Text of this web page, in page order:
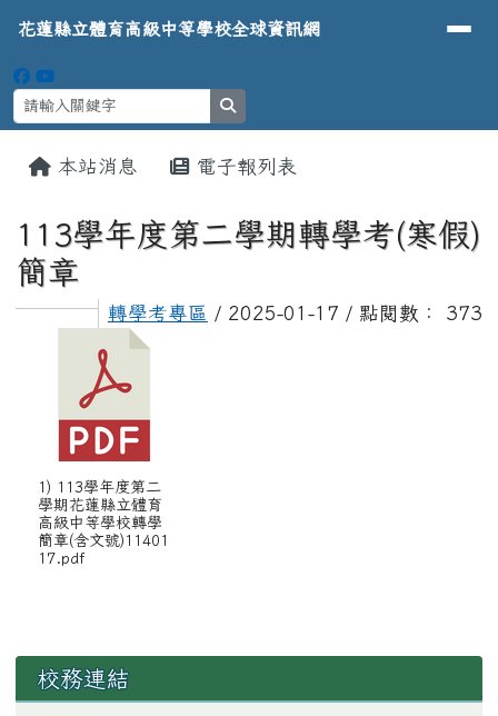
花蓮縣立體育高級中等學校全球資
導覽列
花蓮縣立體育高級中等學校全球資訊網
本站消息 電子報列表
113學年度第二學期轉學考(寒假)
簡章
轉學考專區 / 2025-01-17 / 點閱數： 373
1) 113學年度第二
學期花蓮縣立體育
高級中等學校轉學
簡章(含文號)11401
17.pdf
左邊區域內容
校務連結